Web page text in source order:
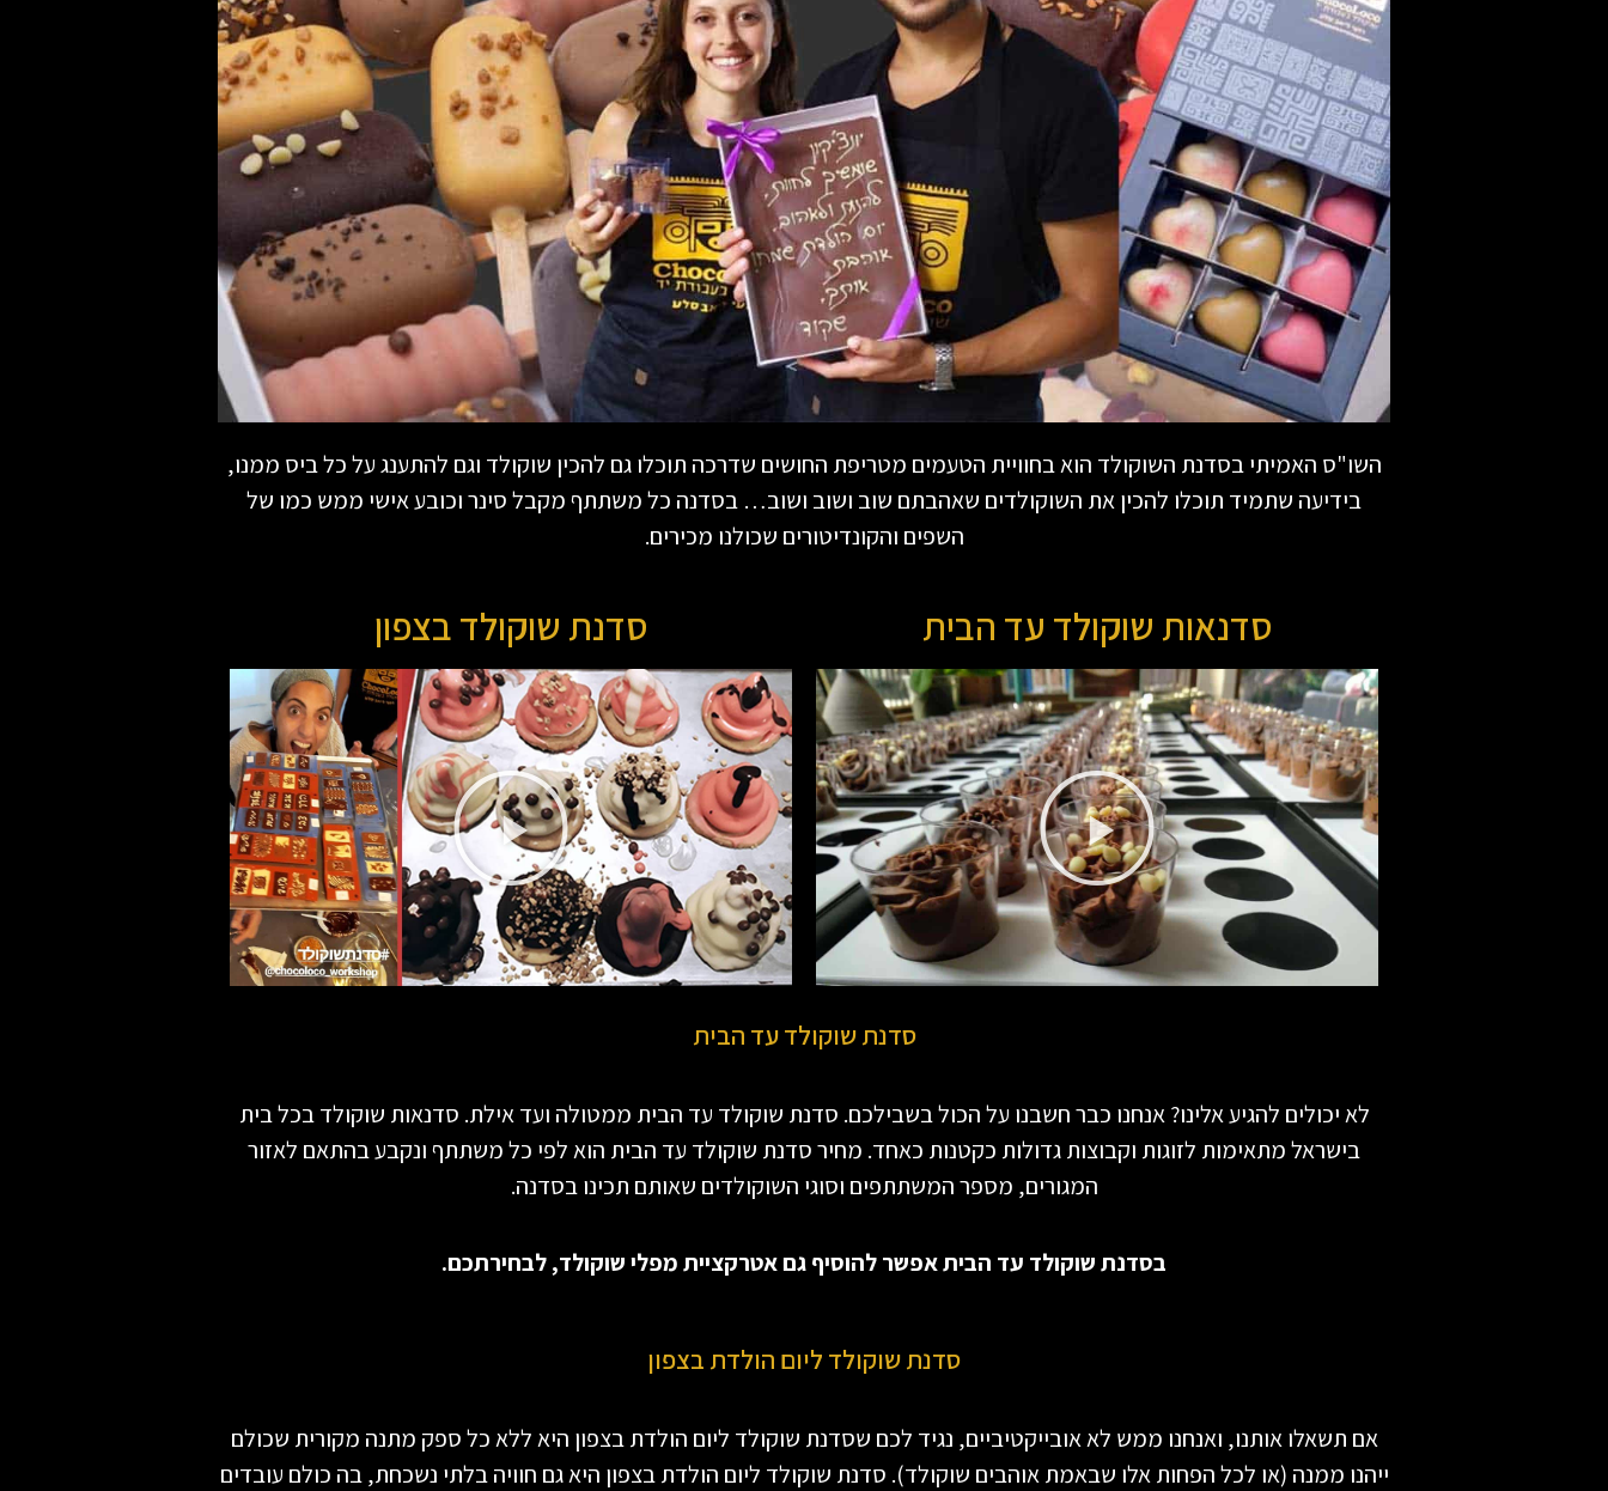
השו"ס האמיתי בסדנת השוקולד הוא בחוויית הטעמים מטריפת החושים שדרכה תוכלו גם להכין שוקולד וגם להתענג על כל ביס ממנו,
בידיעה שתמיד תוכלו להכין את השוקולדים שאהבתם שוב ושוב ושוב… בסדנה כל משתתף מקבל סינר וכובע אישי ממש כמו של
השפים והקונדיטורים שכולנו מכירים.
סדנאות שוקולד עד הבית סדנת שוקולד בצפון
סדנת שוקולד עד הבית
לא יכולים להגיע אלינו? אנחנו כבר חשבנו על הכול בשבילכם. סדנת שוקולד עד הבית ממטולה ועד אילת. סדנאות שוקולד בכל בית
בישראל מתאימות לזוגות וקבוצות גדולות כקטנות כאחד. מחיר סדנת שוקולד עד הבית הוא לפי כל משתתף ונקבע בהתאם לאזור
המגורים, מספר המשתתפים וסוגי השוקולדים שאותם תכינו בסדנה.
בסדנת שוקולד עד הבית אפשר להוסיף גם אטרקציית מפלי שוקולד, לבחירתכם.
סדנת שוקולד ליום הולדת בצפון
אם תשאלו אותנו, ואנחנו ממש לא אובייקטיביים, נגיד לכם שסדנת שוקולד ליום הולדת בצפון היא ללא כל ספק מתנה מקורית שכולם
ייהנו ממנה (או לכל הפחות אלו שבאמת אוהבים שוקולד). סדנת שוקולד ליום הולדת בצפון היא גם חוויה בלתי נשכחת, בה כולם עובדים